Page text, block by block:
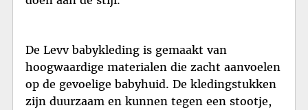
De Levv babykleding is gemaakt van
hoogwaardige materialen die zacht aanvoelen
op de gevoelige babyhuid. De kledingstukken
zijn duurzaam en kunnen tegen een stootje,